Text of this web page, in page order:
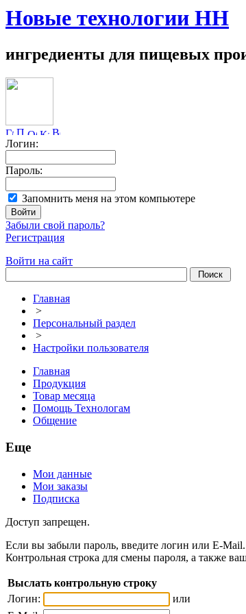
Новые технологии НН
ингредиенты для пищевых
Логин:
Пароль:
Запомнить меня на этом компьютере
Забыли свой пароль?
Регистрация
Войти на сайт
Главная
>
Персональный раздел
>
Настройки пользователя
Главная
Продукция
Товар месяца
Помощь Технологам
Общение
Еще
Мои данные
Мои заказы
Подписка
Доступ запрещен.
Если вы забыли пароль, введите логин или E-Mail.
Контрольная строка для смены пароля, а также
Выслать контрольную строку
Логин:
или